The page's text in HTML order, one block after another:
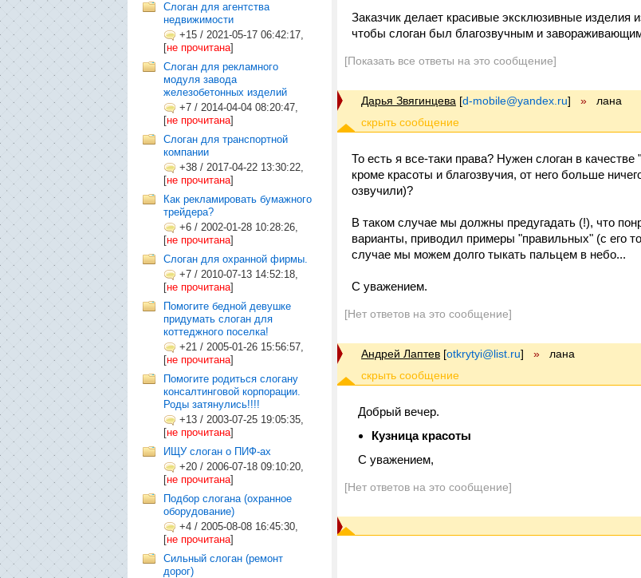
Слоган для агентства
недвижимости
+15 / 2021-05-17 06:42:17,
[не прочитана]
Слоган для рекламного
модуля завода
железобетонных изделий
+7 / 2014-04-04 08:20:47,
[не прочитана]
Слоган для транспортной
компании
+38 / 2017-04-22 13:30:22,
[не прочитана]
Как рекламировать бумажного
трейдера?
+6 / 2002-01-28 10:28:26,
[не прочитана]
Слоган для охранной фирмы.
+7 / 2010-07-13 14:52:18,
[не прочитана]
Помогите бедной девушке
придумать слоган для
коттеджного поселка!
+21 / 2005-01-26 15:56:57,
[не прочитана]
Помогите родиться слогану
консалтинговой корпорации.
Роды затянулись!!!!
+13 / 2003-07-25 19:05:35,
[не прочитана]
ИЩУ слоган о ПИФ-ах
+20 / 2006-07-18 09:10:20,
[не прочитана]
Подбор слогана (охранное
оборудование)
+4 / 2005-08-08 16:45:30,
[не прочитана]
Сильный слоган (ремонт
дорог)
Заказчик делает красивые эксклюзивные изделия
чтобы слоган был благозвучным и
[Показать все ответы на это сообщение]
Дарья Звягинцева [d-mobile@yandex.ru] » лана
То есть я все-таки права? Нужен слоган в
кроме красоты и благозвучия, от него больше
озвучили)?
В таком случае мы должны предугадать (!), что
варианты, приводил примеры "правильных" (с его
случае мы можем долго тыкать пальцем в небо...
С уважением.
[Нет ответов на это сообщение]
Андрей Лаптев [otkrytyi@list.ru] » лана
Добрый вечер.
Кузница красоты
С уважением,
[Нет ответов на это сообщение]